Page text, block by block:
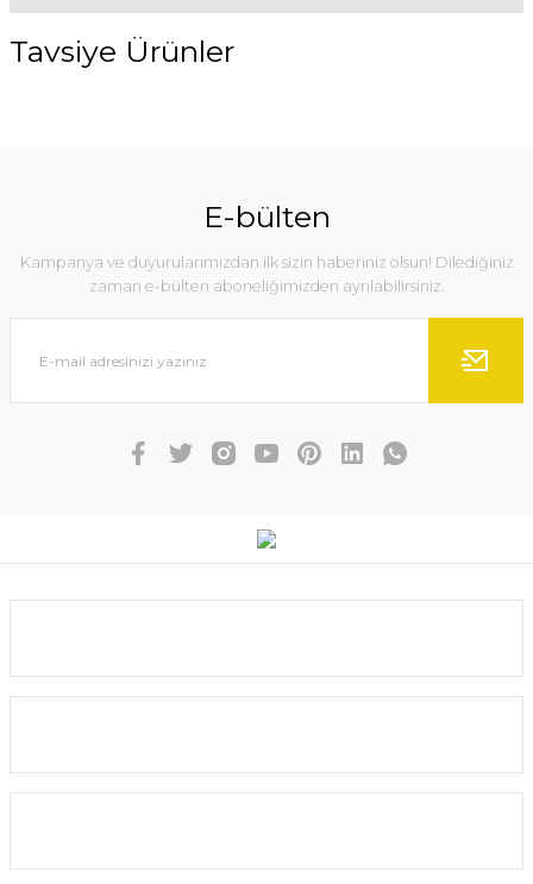
Bu ürünün fiyat bilgisi, resim, ürün açıklamalarında ve diğer
konularda yetersiz gördüğünüz noktaları öneri formunu kullanarak
Ürün bilgilerinde hatalar bulunuyor.
Ürün fiyatı diğer sitelerden daha pahalı.
Bu ürüne benzer farklı alternatifler olmalı.
Gönder
Tavsiye Ürünler
Shimano Sienna 2000 FG SPİN LRF Olta Makinesi
2.920,00 TL
E-bülten
Kampanya ve duyurularımızdan ilk sizin haberiniz olsun! Dilediğiniz
zaman e-bülten aboneliğimizden ayrılabilirsiniz.